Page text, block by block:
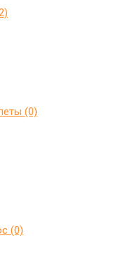
(0)
(0)